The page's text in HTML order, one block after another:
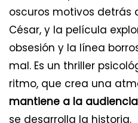
oscuros motivos detrás
César, y la película
obsesión y la línea
mal. Es un thriller
ritmo, que crea una
mantiene a la
se desarrolla la historia.